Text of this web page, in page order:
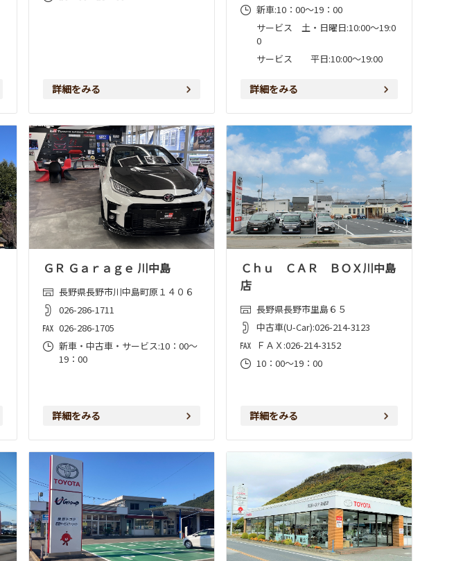
詳細をみる
新車:10：00～19：00
サービス 土・日曜日:10:00～19:0
0
サービス 平日:10:00～19:00
詳細をみる
ＧＲ Ｇａｒａｇｅ 川中島
長野県長野市川中島町原１４０６
026-286-1711
026-286-1705
新車・中古車・サービス:10：00～
19：00
詳細をみる
Ｃｈｕ ＣＡＲ ＢＯＸ川中島
店
長野県長野市里島６５
中古車(U-Car):026-214-3123
ＦＡＸ:026-214-3152
10：00～19：00
詳細をみる